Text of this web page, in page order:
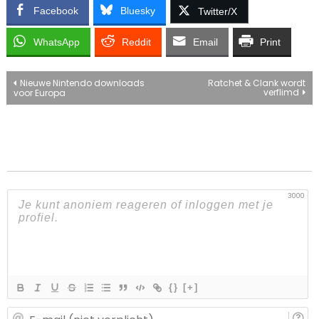
Facebook Bluesky Twitter/X
WhatsApp Reddit Email Print
Bericht
Nieuwe Nintendo downloads
voor Europa
Ratchet & Clank wordt
verflimd
3000
{} [+]